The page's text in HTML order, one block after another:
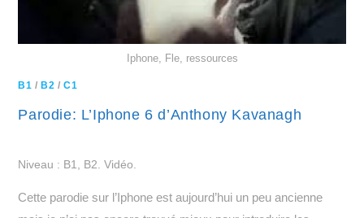
Iphone, Fle, ressources
B1 / B2 /C1
Parodie: L’Iphone 6 d’Anthony Kavanagh
Niveau : B1, B2. Vidéo.
Cette parodie sur l’Iphone est aujourd’hui un peu ancienne